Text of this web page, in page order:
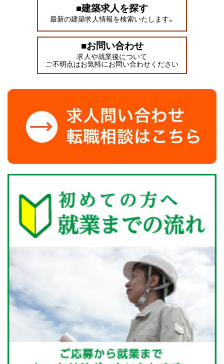
■建築求人を探す
最新の建築求人情報を検索いたします。
■お問い合わせ
求人や就業後について
ご不明点はお気軽にお問い合わせください